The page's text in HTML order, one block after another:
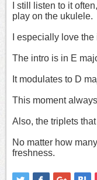
I still listen to it
play on the ukulele.
I especially love the
The intro is in E
It modulates to D
This moment
Also, the triplets
No matter how
freshness.